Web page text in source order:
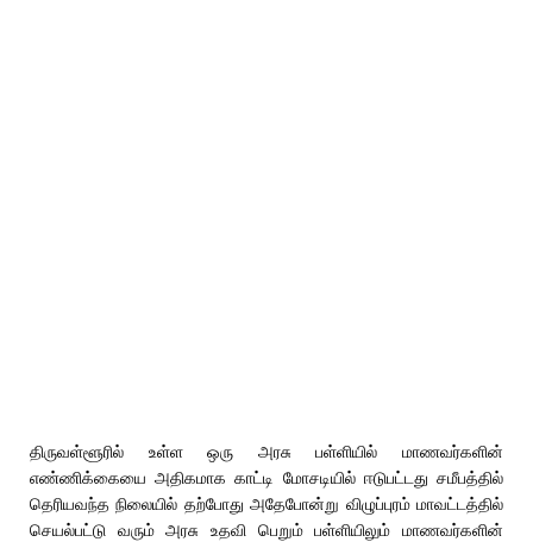
திருவள்ளூரில் உள்ள ஒரு அரசு பள்ளியில் மாணவர்களின்
எண்ணிக்கையை அதிகமாக காட்டி மோசடியில் ஈடுபட்டது சமீபத்தில்
தெரியவந்த நிலையில் தற்போது அதேபோன்று விழுப்புரம் மாவட்டத்தில்
செயல்பட்டு வரும் அரசு உதவி பெறும் பள்ளியிலும் மாணவர்களின்